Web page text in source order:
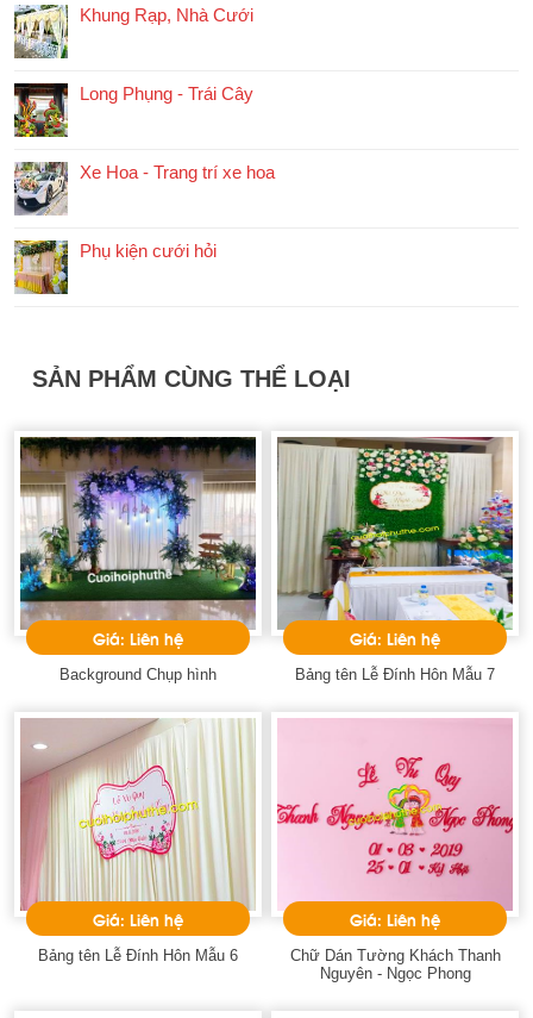
Khung Rạp, Nhà Cưới
Long Phụng - Trái Cây
Xe Hoa - Trang trí xe hoa
Phụ kiện cưới hỏi
SẢN PHẨM CÙNG THỂ LOẠI
Giá: Liên hệ
Background Chụp hình
Giá: Liên hệ
Bảng tên Lễ Đính Hôn Mẫu 7
Giá: Liên hệ
Bảng tên Lễ Đính Hôn Mẫu 6
Giá: Liên hệ
Chữ Dán Tường Khách Thanh
Nguyên - Ngọc Phong